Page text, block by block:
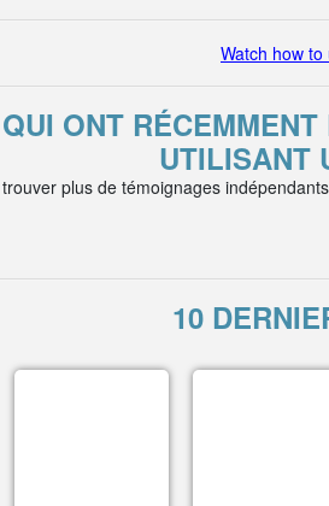
Watch how
ONT
UTILISANT
plus de témoignages
10